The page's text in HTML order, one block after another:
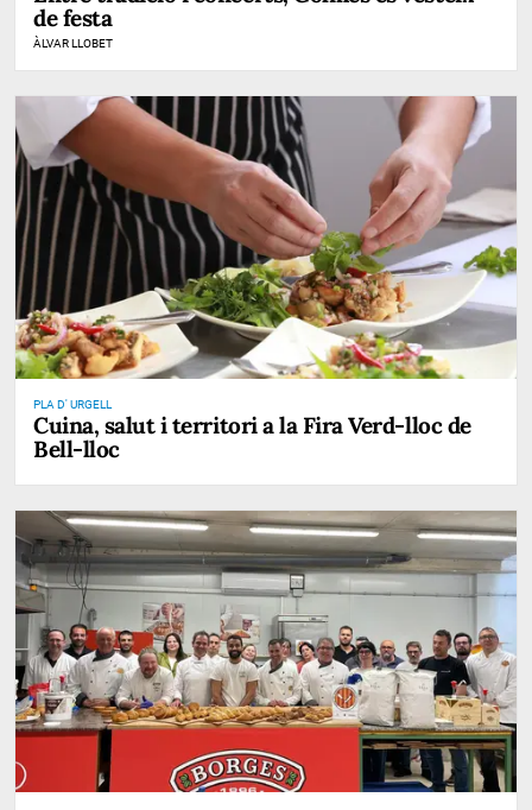
de festa
ÀLVAR LLOBET
PLA D' URGELL
Cuina, salut i territori a la Fira Verd-lloc de
Bell-lloc